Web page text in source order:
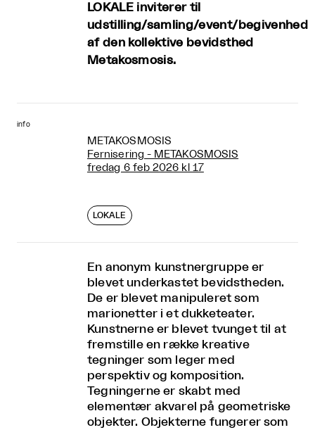
LOKALE inviterer til
udstilling/samling/event/begivenhed
af den kollektive bevidsthed
Metakosmosis.
info
METAKOSMOSIS
Fernisering - METAKOSMOSIS
fredag 6 feb 2026 kl 17
LOKALE
En anonym kunstnergruppe er
blevet underkastet bevidstheden.
De er blevet manipuleret som
marionetter i et dukketeater.
Kunstnerne er blevet tvunget til at
fremstille en række kreative
tegninger som leger med
perspektiv og komposition.
Tegningerne er skabt med
elementær akvarel på geometriske
objekter. Objekterne fungerer som